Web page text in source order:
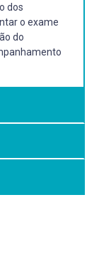
dos
o exame
do
o aluno, no